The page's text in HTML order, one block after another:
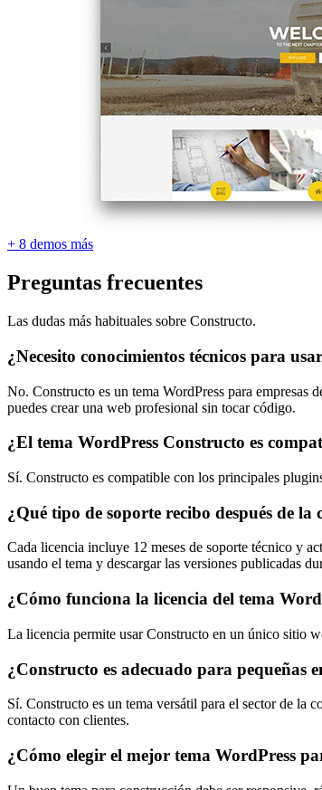
+ 8 demos más
Preguntas frecuentes
Las dudas más habituales sobre Constructo.
¿Necesito conocimientos técnicos para
No. Constructo es un tema WordPress para empresas
puedes crear una web profesional sin tocar código.
¿El tema WordPress Constructo es
Sí. Constructo es compatible con los principales
¿Qué tipo de soporte recibo después de la
Cada licencia incluye 12 meses de soporte técnico y
usando el tema y descargar las versiones publicadas
¿Cómo funciona la licencia del tema
La licencia permite usar Constructo en un único sitio
¿Constructo es adecuado para pequeñas
Sí. Constructo es un tema versátil para el sector de la
contacto con clientes.
¿Cómo elegir el mejor tema WordPress